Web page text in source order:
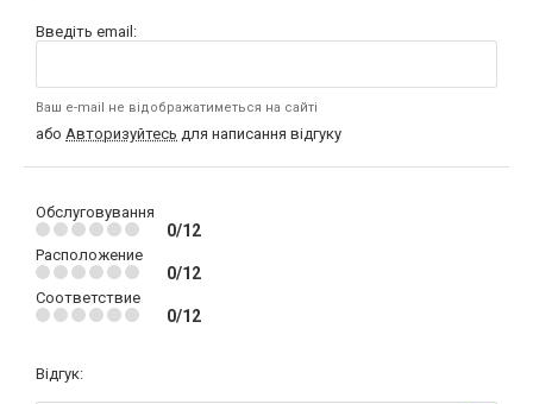
Введіть email:
Ваш e-mail не відображатиметься на сайті
або Авторизуйтесь для написання відгуку
Обслуговування
0/12
Расположение
0/12
Соответствие
0/12
Відгук: